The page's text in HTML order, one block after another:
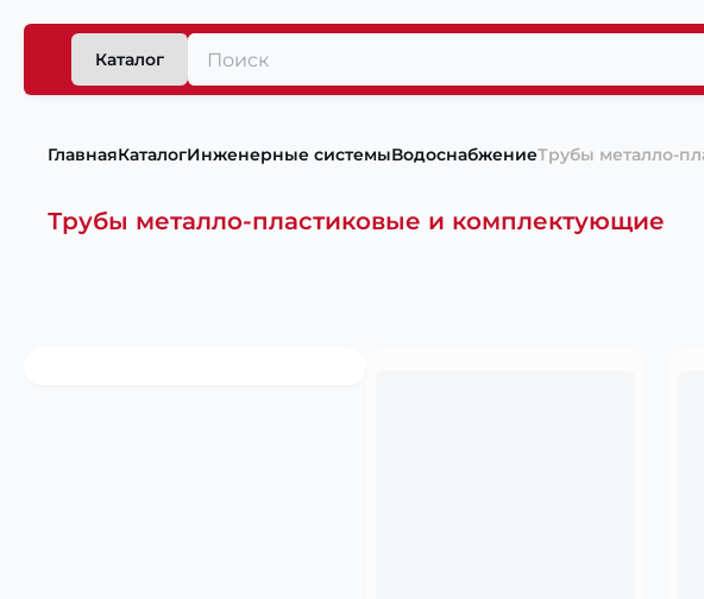
Каталог
ГлавнаяКаталогИнженерные системыВодоснабжениеТрубы металло-
Трубы металло-пластиковые и комплектующие